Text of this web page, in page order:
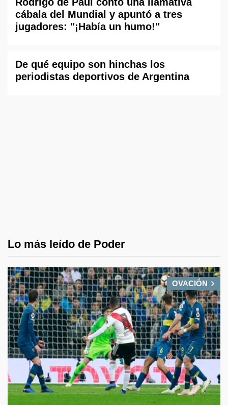
cábala del Mundial y apuntó a tres
jugadores: "¡Había un humo!"
De qué equipo son hinchas los
periodistas deportivos de Argentina
Lo más leído de Poder
OVACIÓN